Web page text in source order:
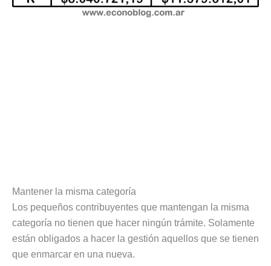
Mantener la misma categoría
Los pequeños contribuyentes que mantengan la misma
categoría no tienen que hacer ningún trámite. Solamente
están obligados a hacer la gestión aquellos que se tienen
que enmarcar en una nueva.